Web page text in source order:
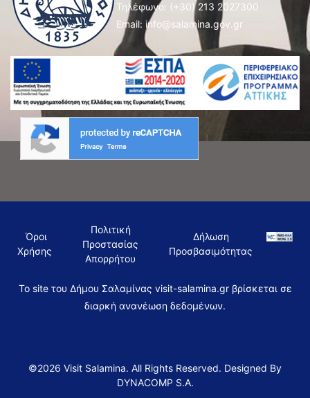
Τηλέφωνο: (+30) 213 2027300
Email: info@salamina.gov.gr
Όροι
Χρήσης
Πολιτική
Προστασίας
Απορρήτου
Δήλωση
Προσβασιμότητας
To site του Δήμου Σαλαμίνας visit-salamina.gr βρίσκεται σε
διαρκή ανανέωση δεδομένων.
©2026 Visit Salamina. All Rights Reserved. Designed By
DYNACOMP S.A.